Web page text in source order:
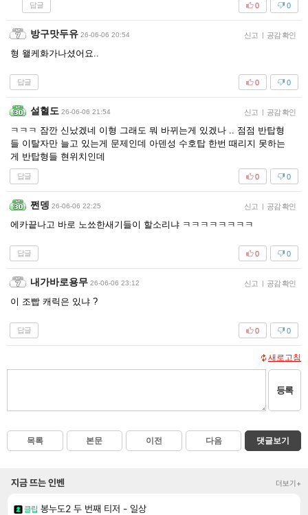
답글 0
0
방구맛두유 26-06-06 20:54 신고 | 공감 확인
형 왤케화가나셨어요..
답글 0
0
설혈도 26-06-06 21:54 신고 | 공감 확인
ㅋㅋㅋ 잠깐 신났겠네 이형 그래도 뭐 바뀌는게 있겠나 .. 점점 반탑형
들 이탈자만 늘고 있는게 문제인데 아덴성 수호탑 한번 때리지 못하는
게 반탑형들 현위치인데
답글 0
0
쩐뎅 26-06-06 22:25 신고 | 공감 확인
에카끝나고 바로 노쑈한새기들이 할소리냐 ㅋㅋㅋㅋㅋㅋㅋㅋ
답글 0
0
내가바로용무 26-06-06 23:12 신고 | 공감 확인
이 조빱 캐릭은 있냐 ?
답글 0
0
새로고침
등록
목록 본문 이전 다음 댓글보기
지금 뜨는 인벤 더보기+
클립 봉누도2 두 번째 티저 - 일상